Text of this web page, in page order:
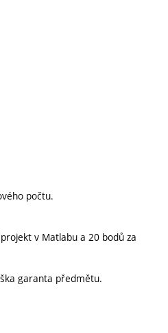
počtu.
v Matlabu a 20 bodů za
garanta předmětu.